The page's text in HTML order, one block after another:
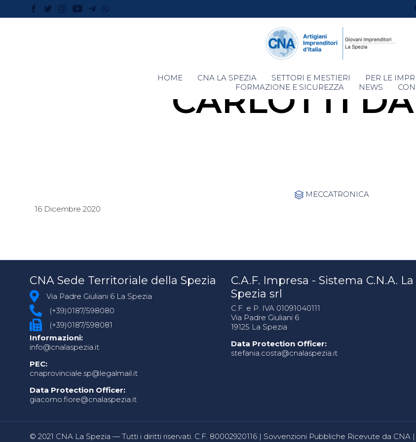
Skip
to
HOME CNA LA SPEZIA SETTORI E MESTIERI PER LE
FORMAZIONE E SICUREZZA
NEWS
CARLOTTI
 Category
MECCATRONICA
16 Dicembre 2020
CNA Sede Territoriale della Spezia
Via Padre Giuliani 6 La Spezia
(+39)0187/598080
(+39)0187/598081
Informazioni:
info@cnalaspezia.it
PEC:
cnaprovinciale.sp@legalmail.it
Data Protection Officer:
giacomo.fiore@cnalaspezia.it
C.A.F. Impresa - Sistema C.N.A. La
Spezia srl
C.F. e P. IVA 01091040111
Via Padre Giuliani 6
19125 La Spezia
Data Protection Officer:
stefania.costa@cnalaspezia.it
© 2021 CNA La Spezia — Tutti i diritti riservati. C.F. 80002920116 | Sovvenzioni Pubbliche Ricevute da CNA |